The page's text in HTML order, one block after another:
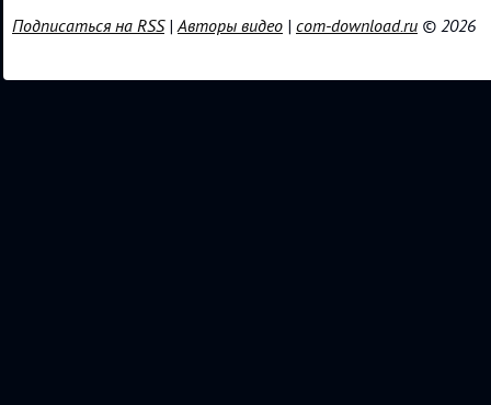
Подписаться на RSS|Авторы видео | com-download.ru © 2026